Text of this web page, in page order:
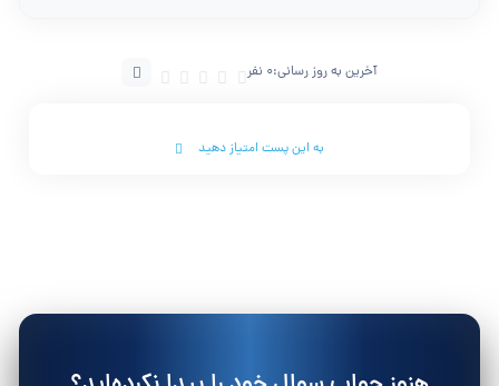
آخرین به روز رسانی:0 نفر
به این پست امتیاز دهید